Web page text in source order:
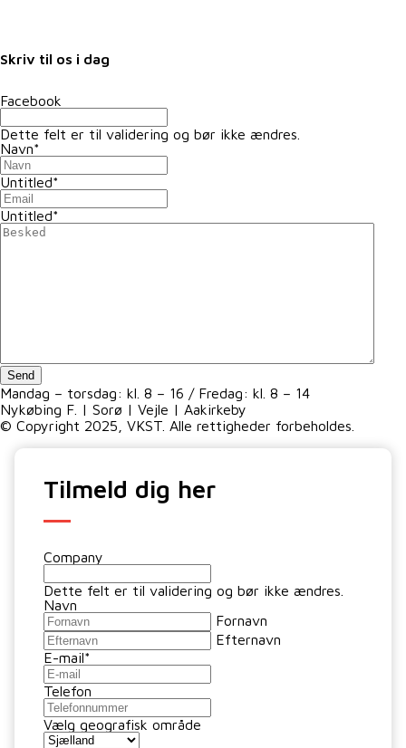
Skriv til os i dag
Facebook
Dette felt er til validering og bør ikke ændres.
Navn*
Untitled*
Untitled*
Send
Mandag – torsdag: kl. 8 – 16 / Fredag: kl. 8 – 14
Nykøbing F. | Sorø | Vejle | Aakirkeby
© Copyright 2025, VKST. Alle rettigheder forbeholdes.
Tilmeld dig her
Company
Dette felt er til validering og bør ikke ændres.
Navn
Fornavn
Efternavn
E-mail*
Telefon
Vælg geografisk område